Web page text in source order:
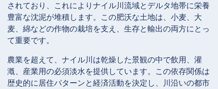
されており、これによりナイル川流域とデルタ地帯に栄養
豊富な沈泥が堆積します。この肥沃な土地は、小麦、大
麦、綿などの作物の栽培を支え、生存と輸出の両方にとっ
て重要です。
農業を超えて、ナイル川は乾燥した景観の中で飲用、灌
漑、産業用の必須淡水を提供しています。この依存関係は
歴史的に居住パターンと経済活動を決定し、川沿いの都市